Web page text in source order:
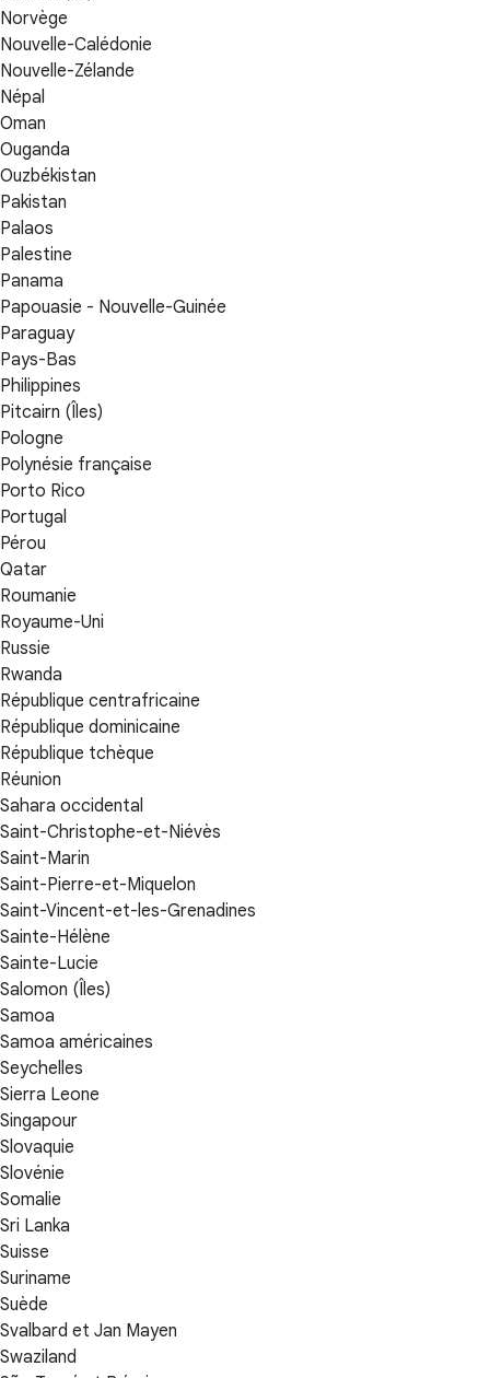
Norvège
Nouvelle-Calédonie
Nouvelle-Zélande
Népal
Oman
Ouganda
Ouzbékistan
Pakistan
Palaos
Palestine
Panama
Papouasie - Nouvelle-Guinée
Paraguay
Pays-Bas
Philippines
Pitcairn (Îles)
Pologne
Polynésie française
Porto Rico
Portugal
Pérou
Qatar
Roumanie
Royaume-Uni
Russie
Rwanda
République centrafricaine
République dominicaine
République tchèque
Réunion
Sahara occidental
Saint-Christophe-et-Niévès
Saint-Marin
Saint-Pierre-et-Miquelon
Saint-Vincent-et-les-Grenadines
Sainte-Hélène
Sainte-Lucie
Salomon (Îles)
Samoa
Samoa américaines
Seychelles
Sierra Leone
Singapour
Slovaquie
Slovénie
Somalie
Sri Lanka
Suisse
Suriname
Suède
Svalbard et Jan Mayen
Swaziland